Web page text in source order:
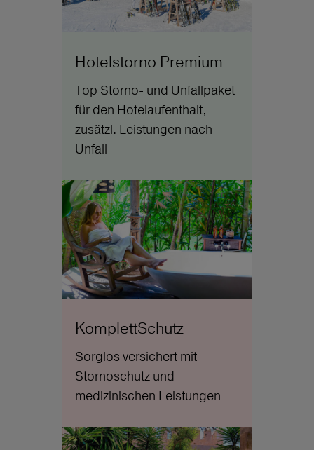
Hotelstorno Premium
Top Storno- und Unfallpaket
für den Hotelaufenthalt,
zusätzl. Leistungen nach
Unfall
KomplettSchutz
Sorglos versichert mit
Stornoschutz und
medizinischen Leistungen